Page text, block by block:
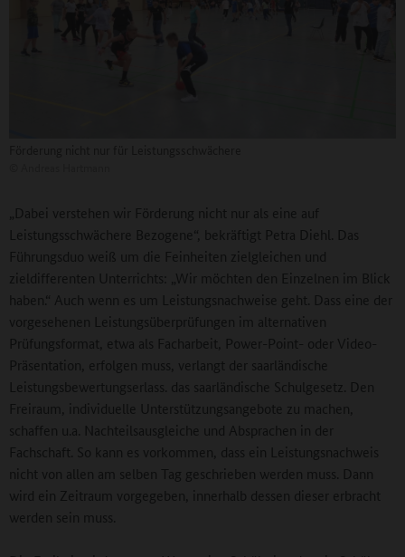
„Dabei verstehen wir Förderung nicht nur als eine auf
Leistungsschwächere Bezogene“, bekräftigt Petra Diehl. Das
Führungsduo weiß um die Feinheiten zielgleichen und
zieldifferenten Unterrichts: „Wir möchten den Einzelnen im Blick
haben.“ Auch wenn es um Leistungsnachweise geht. Dass eine der
vorgesehenen Leistungsüberprüfungen im alternativen
Prüfungsformat, etwa als Facharbeit, Power-Point- oder Video-
Präsentation, erfolgen muss, verlangt der saarländische
Leistungsbewertungserlass. das saarländische Schulgesetz. Den
Freiraum, individuelle Unterstützungsangebote zu machen,
schaffen u.a. Nachteilsausgleiche und Absprachen in der
Fachschaft. So kann es vorkommen, dass ein Leistungsnachweis
nicht von allen am selben Tag geschrieben werden muss. Dann
wird ein Zeitraum vorgegeben, innerhalb dessen dieser erbracht
werden sein muss.